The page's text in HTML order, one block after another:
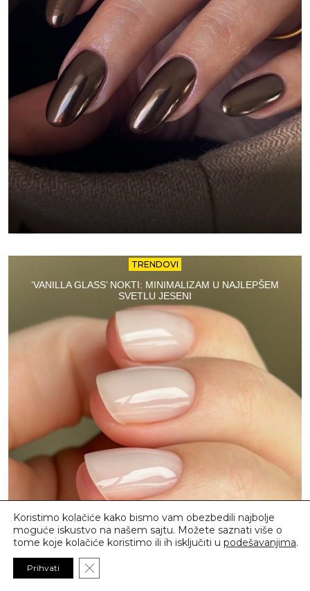
TRENDOVI
‘VANILLA GLASS’ NOKTI: MINIMALIZAM U NAJLEPŠEM
SVETLU JESENI
Koristimo kolačiće kako bismo vam obezbedili najbolje
moguće iskustvo na našem sajtu. Možete saznati više o
tome koje kolačiće koristimo ili ih isključiti u podešavanjima.
Prihvati Close GDPR Cookie Banner